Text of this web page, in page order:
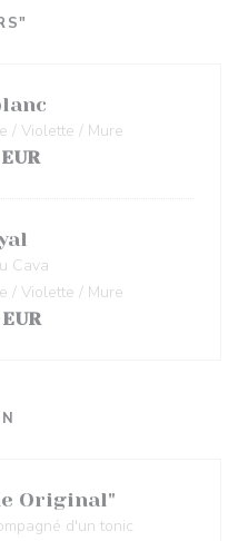
/ Violette / Mure
Cava
/ Violette / Mure
Original"
d'un tonic